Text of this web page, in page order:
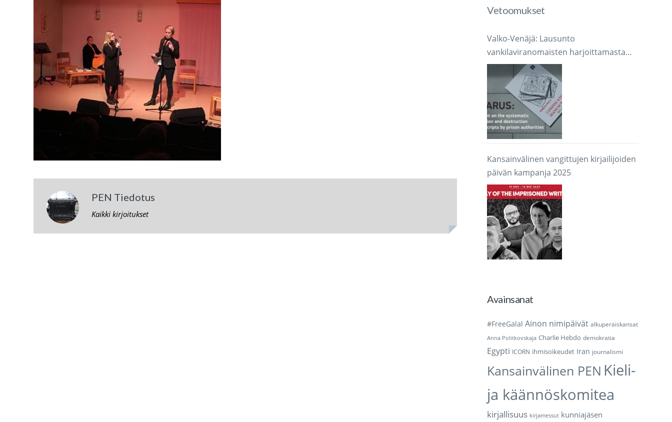
PEN Tiedotus
Kaikki kirjoitukset
Vetoomukset
Valko-Venäjä: Lausunto
vankilaviranomaisten harjoittamasta
järjestelmällisestä käsikirjoitusten
takavarikoinnista ja tuhoamisesta
Kansainvälinen vangittujen kirjailijoiden
päivän kampanja 2025
Avainsanat
#FreeGalal Ainon nimipäivät alkuperäiskansat
Anna Politkovskaja Charlie Hebdo demokratia
Egypti ICORN ihmisoikeudet Iran journalismi
Kansainvälinen PEN Kieli-
ja käännöskomitea
kirjallisuus kirjamessut kunniajäsen